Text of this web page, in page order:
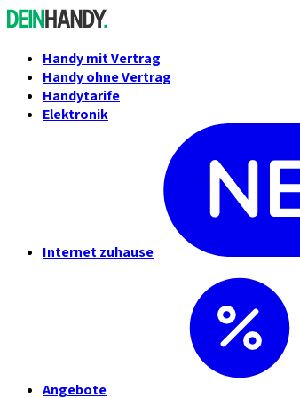
Handy mit Vertrag
Handy ohne Vertrag
Handytarife
Elektronik
Internet zuhause
Angebote